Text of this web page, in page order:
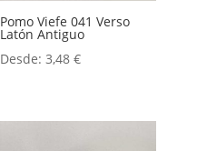
Pomo Viefe 041 Verso
Latón Antiguo
Desde:3,48€